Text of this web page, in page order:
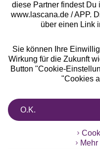
diese Partner findest Du
www.lascana.de / APP.
über einen Link
Sie können Ihre
Wirkung für die Zukunft
Button "Cookie-
"Cookies
O.K.